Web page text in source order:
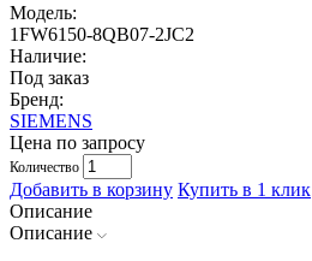
Модель:
1FW6150-8QB07-2JC2
Наличие:
Под заказ
Бренд:
SIEMENS
Цена по запросу
Количество
Добавить в корзину Купить в 1 клик
Описание
Описание